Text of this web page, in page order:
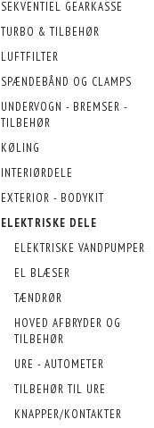
SEKVENTIEL GEARKASSE
TURBO & TILBEHØR
LUFTFILTER
SPÆNDEBÅND OG CLAMPS
UNDERVOGN - BREMSER -
TILBEHØR
KØLING
INTERIØRDELE
EXTERIOR - BODYKIT
ELEKTRISKE DELE
ELEKTRISKE VANDPUMPER
EL BLÆSER
TÆNDRØR
HOVED AFBRYDER OG
TILBEHØR
URE - AUTOMETER
TILBEHØR TIL URE
KNAPPER/KONTAKTER